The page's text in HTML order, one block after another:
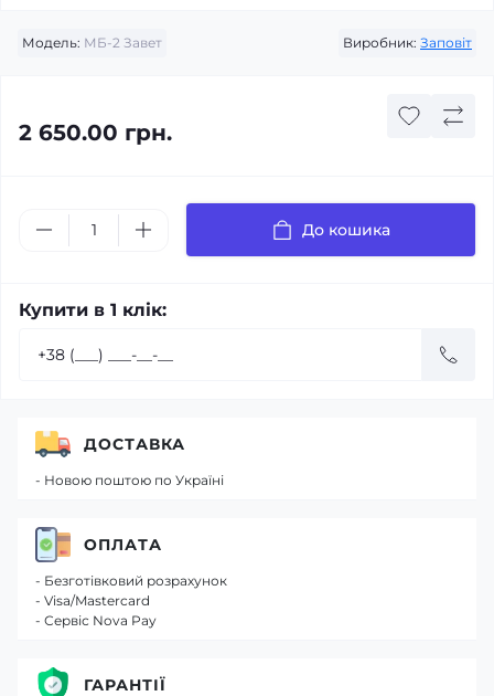
Модель: МБ-2 Завет Виробник: Заповіт
2 650.00 грн.
До кошика
Купити в 1 клік:
ДОСТАВКА
- Новою поштою по Україні
ОПЛАТА
- Безготівковий розрахунок
- Visa/Mastercard
- Сервіс Nova Pay
ГАРАНТІЇ